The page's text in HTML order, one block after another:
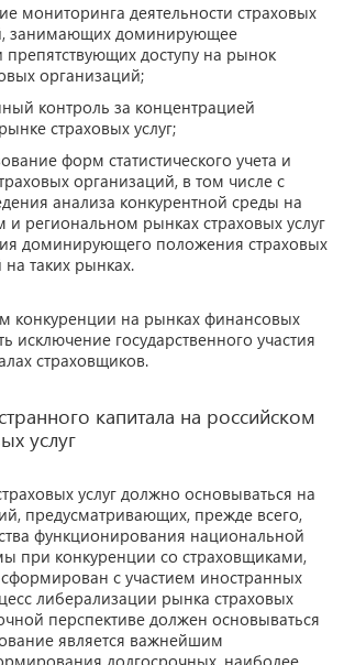
мониторинга деятельности страховых
занимающих доминирующее
доступу на рынок
организаций;
контроль за концентрацией
страховых услуг;
форм статистического учета и
организаций, в том числе с
анализа конкурентной среды на
и региональном рынках страховых услуг
доминирующего положения страховых
таких рынках.
конкуренции на рынках финансовых
исключение государственного участия
страховщиков.
капитала на российском
услуг
услуг должно основываться на
предусматривающих, прежде всего,
функционирования национальной
при конкуренции со страховщиками,
с участием иностранных
либерализации рынка страховых
перспективе должен основываться
является важнейшим
долгосрочных, наиболее